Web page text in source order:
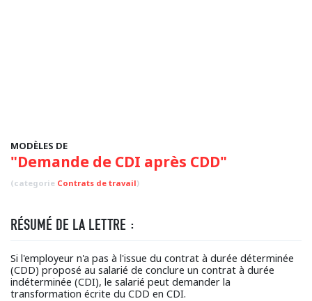
MODÈLES DE
"Demande de CDI après CDD"
(categorie Contrats de travail)
RÉSUMÉ DE LA LETTRE :
Si l'employeur n'a pas à l'issue du contrat à durée déterminée
(CDD) proposé au salarié de conclure un contrat à durée
indéterminée (CDI), le salarié peut demander la
transformation écrite du CDD en CDI.